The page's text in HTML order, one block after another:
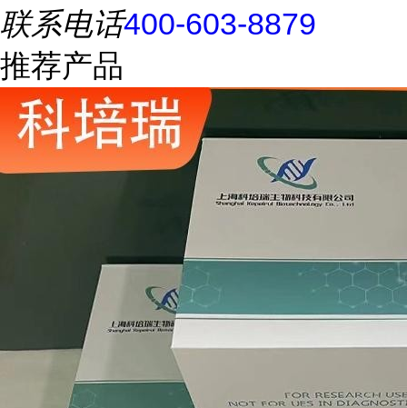
联系电话400-603-8879
推荐产品